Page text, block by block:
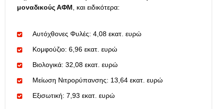
μοναδικούς ΑΦΜ, και ειδικότερα:
Αυτόχθονες Φυλές: 4,08 εκατ. ευρώ
Κομφούζιο: 6,96 εκατ. ευρώ
Βιολογικά: 32,08 εκατ. ευρώ
Μείωση Νιτρορύπανσης: 13,64 εκατ. ευρώ
Εξισωτική: 7,93 εκατ. ευρώ